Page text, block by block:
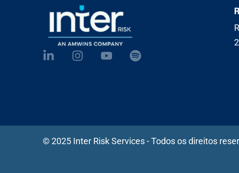
© 2025 Inter Risk Services - Todos os direitos